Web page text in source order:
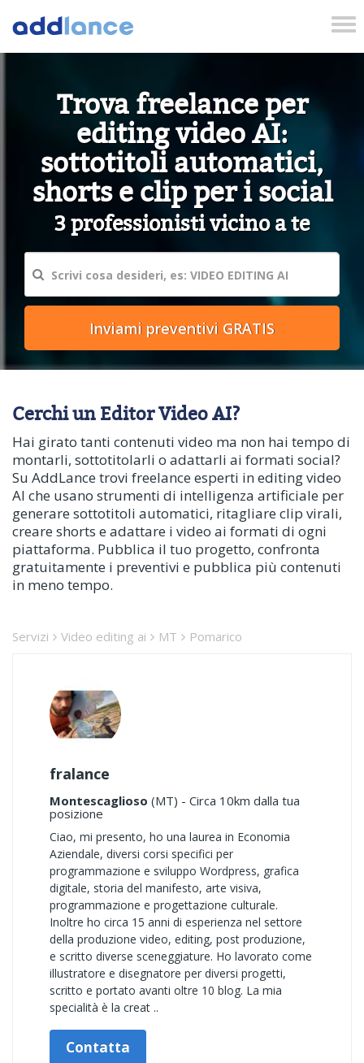
Trova freelance per
editing video AI:
sottotitoli automatici,
shorts e clip per i social
3 professionisti vicino a te
Cerchi un Editor Video AI?
Hai girato tanti contenuti video ma non hai tempo di
montarli, sottotitolarli o adattarli ai formati social?
Su AddLance trovi freelance esperti in editing video
AI che usano strumenti di intelligenza artificiale per
generare sottotitoli automatici, ritagliare clip virali,
creare shorts e adattare i video ai formati di ogni
piattaforma. Pubblica il tuo progetto, confronta
gratuitamente i preventivi e pubblica più contenuti
in meno tempo.
Servizi Video editing ai MT Pomarico
fralance
Montescaglioso (MT) - Circa 10km dalla tua
posizione
Ciao, mi presento, ho una laurea in Economia
Aziendale, diversi corsi specifici per
programmazione e sviluppo Wordpress, grafica
digitale, storia del manifesto, arte visiva,
programmazione e progettazione culturale.
Inoltre ho circa 15 anni di esperienza nel settore
della produzione video, editing, post produzione,
e scritto diverse sceneggiature. Ho lavorato come
illustratore e disegnatore per diversi progetti,
scritto e portato avanti oltre 10 blog. La mia
specialità è la creat ..
Contatta